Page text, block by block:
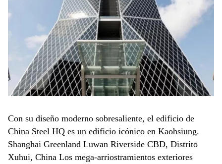
Con su diseño moderno sobresaliente, el edificio de
China Steel HQ es un edificio icónico en Kaohsiung.
Shanghai Greenland Luwan Riverside CBD, Distrito
Xuhui, China Los mega-arriostramientos exteriores